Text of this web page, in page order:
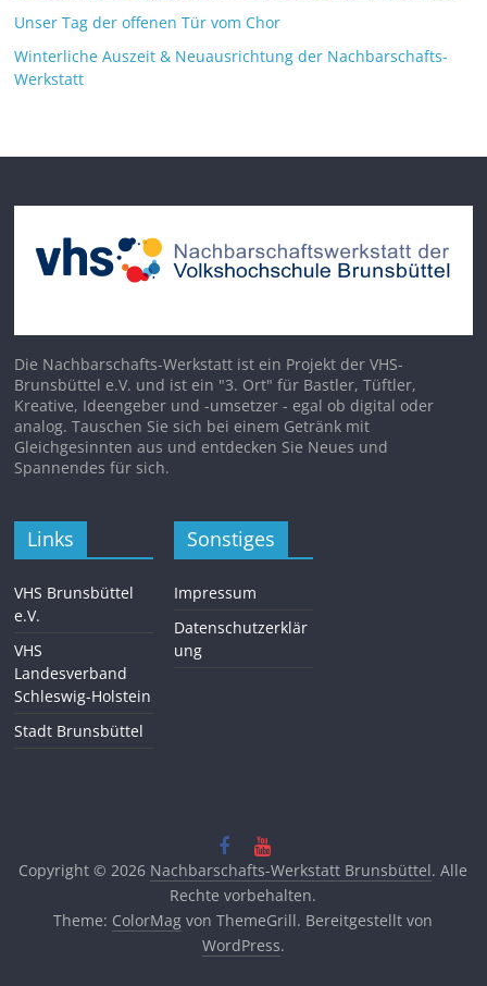
Unser Tag der offenen Tür vom Chor
Winterliche Auszeit & Neuausrichtung der Nachbarschafts-
Werkstatt
Die Nachbarschafts-Werkstatt ist ein Projekt der VHS-
Brunsbüttel e.V. und ist ein "3. Ort" für Bastler, Tüftler,
Kreative, Ideengeber und -umsetzer - egal ob digital oder
analog. Tauschen Sie sich bei einem Getränk mit
Gleichgesinnten aus und entdecken Sie Neues und
Spannendes für sich.
Links
VHS Brunsbüttel
e.V.
VHS
Landesverband
Schleswig-Holstein
Stadt Brunsbüttel
Sonstiges
Impressum
Datenschutzerklär
ung
Copyright © 2026 Nachbarschafts-Werkstatt Brunsbüttel. Alle
Rechte vorbehalten.
Theme: ColorMag von ThemeGrill. Bereitgestellt von
WordPress.